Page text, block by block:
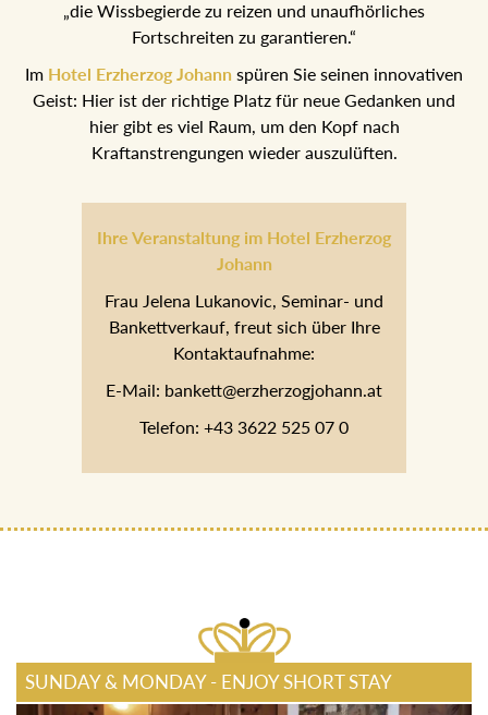
„die Wissbegierde zu reizen und unaufhörliches
Fortschreiten zu garantieren.“
Im Hotel Erzherzog Johann spüren Sie seinen innovativen
Geist: Hier ist der richtige Platz für neue Gedanken und
hier gibt es viel Raum, um den Kopf nach
Kraftanstrengungen wieder auszulüften.
Ihre Veranstaltung im Hotel Erzherzog
Johann
Frau Jelena Lukanovic, Seminar- und
Bankettverkauf, freut sich über Ihre
Kontaktaufnahme:
E-Mail: bankett@erzherzogjohann.at
Telefon: +43 3622 525 07 0
SUNDAY & MONDAY - ENJOY SHORT STAY